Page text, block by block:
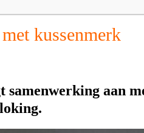
kussenmerk
aan